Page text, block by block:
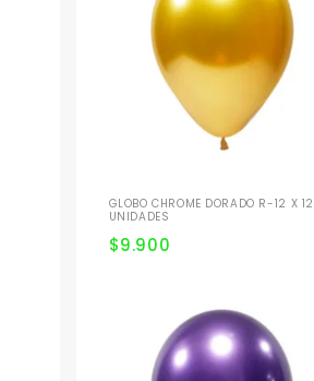
GLOBO CHROME DORADO R-12 X 12
UNIDADES
$9.900